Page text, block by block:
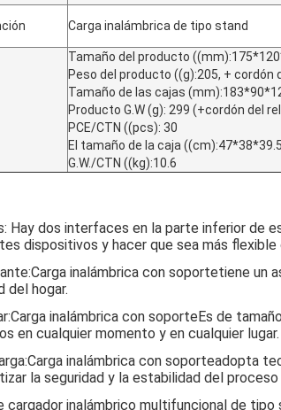
Carga inalámbrica de tipo stand
Tamaño del producto
Peso del producto ((g):205, + cordón
Tamaño de las cajas
Producto G.W (g): 299 (+cordón del
PCE/CTN ((pcs): 30
El tamaño de la caja ((cm):47*38*39.5
G.W./CTN ((kg):10.6
Hay dos interfaces en la parte inferior de
dispositivos y hacer que sea más flexible
Carga inalámbrica con soportetiene un
del hogar.
Carga inalámbrica con soporteEs de
en cualquier momento y en cualquier lugar.
Carga inalámbrica con soporteadopta
la seguridad y la estabilidad del proceso
cargador inalámbrico multifuncional de